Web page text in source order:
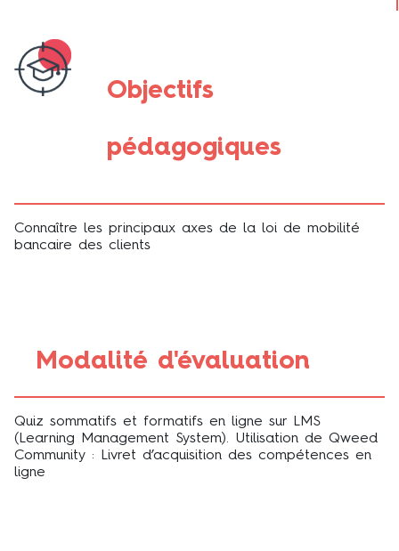
Objectifs
pédagogiques
Connaître les principaux axes de la loi de mobilité
bancaire des clients
Modalité d'évaluation
Quiz sommatifs et formatifs en ligne sur LMS
(Learning Management System). Utilisation de Qweed
Community : Livret d’acquisition des compétences en
ligne